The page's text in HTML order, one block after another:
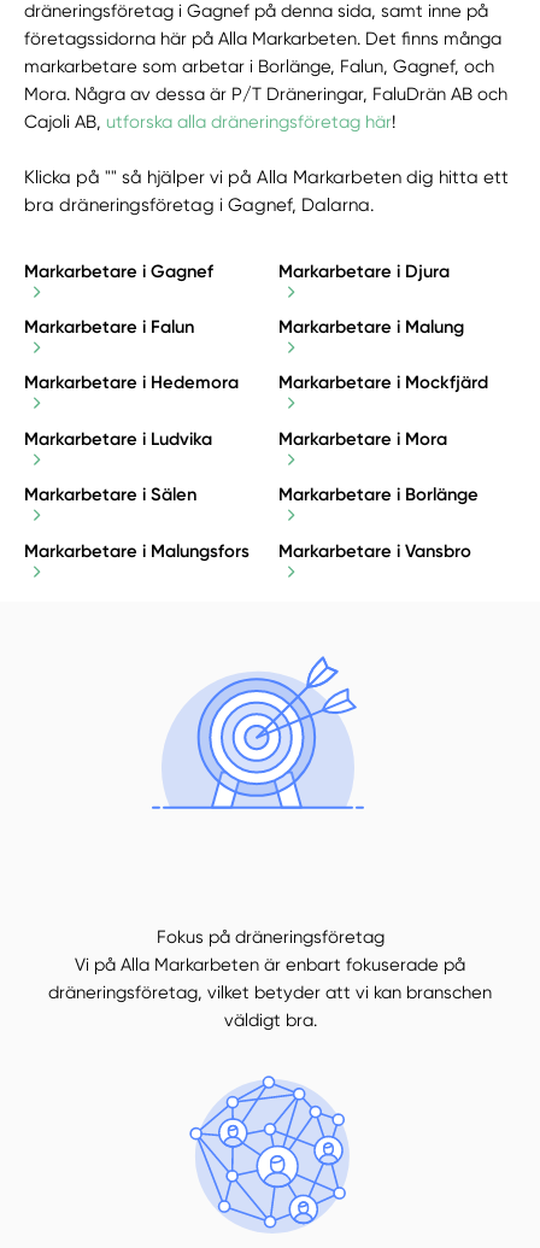
dräneringsföretag i Gagnef på denna sida, samt inne på
företagssidorna här på Alla Markarbeten. Det finns många
markarbetare som arbetar i Borlänge, Falun, Gagnef, och
Mora. Några av dessa är P/T Dräneringar, FaluDrän AB och
Cajoli AB,utforska alla dräneringsföretag här!
Klicka på "" så hjälper vi på Alla Markarbeten dig hitta ett
bra dräneringsföretag i Gagnef, Dalarna.
Markarbetare i Gagnef Markarbetare i Djura
Markarbetare i Falun Markarbetare i Malung
Markarbetare i Hedemora Markarbetare i Mockfjärd
Markarbetare i Ludvika Markarbetare i Mora
Markarbetare i Sälen Markarbetare i Borlänge
Markarbetare i Malungsfors Markarbetare i Vansbro
Fokus på dräneringsföretag
Vi på Alla Markarbeten är enbart fokuserade på
dräneringsföretag, vilket betyder att vi kan branschen
väldigt bra.